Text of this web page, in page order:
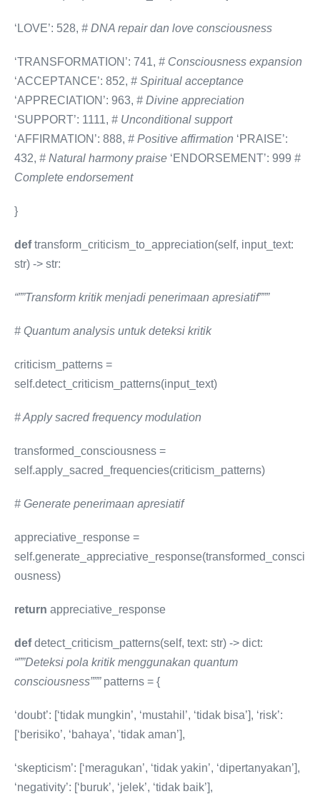
‘LOVE’: 528, # DNA repair dan love consciousness
‘TRANSFORMATION’: 741, # Consciousness expansion
‘ACCEPTANCE’: 852, # Spiritual acceptance
‘APPRECIATION’: 963, # Divine appreciation
‘SUPPORT’: 1111, # Unconditional support
‘AFFIRMATION’: 888, # Positive affirmation ‘PRAISE’:
432, # Natural harmony praise ‘ENDORSEMENT’: 999 #
Complete endorsement
}
deftransform_criticism_to_appreciation(self, input_text:
str) -> str:
“””Transform kritik menjadi penerimaan apresiatif”””
# Quantum analysis untuk deteksi kritik
criticism_patterns =
self.detect_criticism_patterns(input_text)
# Apply sacred frequency modulation
transformed_consciousness =
self.apply_sacred_frequencies(criticism_patterns)
# Generate penerimaan apresiatif
appreciative_response =
self.generate_appreciative_response(transformed_consci
ousness)
return appreciative_response
defdetect_criticism_patterns(self, text: str) -> dict:
“””Deteksi pola kritik menggunakan quantum
consciousness””” patterns = {
‘doubt’: [‘tidak mungkin’, ‘mustahil’, ‘tidak bisa’], ‘risk’:
[‘berisiko’, ‘bahaya’, ‘tidak aman’],
‘skepticism’: [‘meragukan’, ‘tidak yakin’, ‘dipertanyakan’],
‘negativity’: [‘buruk’, ‘jelek’, ‘tidak baik’],